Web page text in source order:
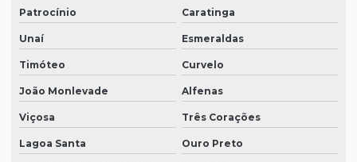
Patrocínio Caratinga
Unaí Esmeraldas
Timóteo Curvelo
João Monlevade Alfenas
Viçosa Três Corações
Lagoa Santa Ouro Preto